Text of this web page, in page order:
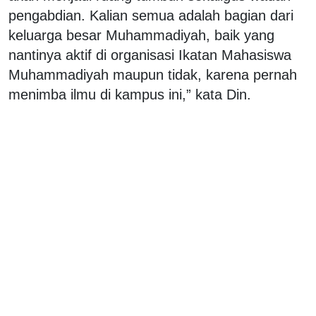
pengabdian. Kalian semua adalah bagian dari
keluarga besar Muhammadiyah, baik yang
nantinya aktif di organisasi Ikatan Mahasiswa
Muhammadiyah maupun tidak, karena pernah
menimba ilmu di kampus ini,” kata Din.